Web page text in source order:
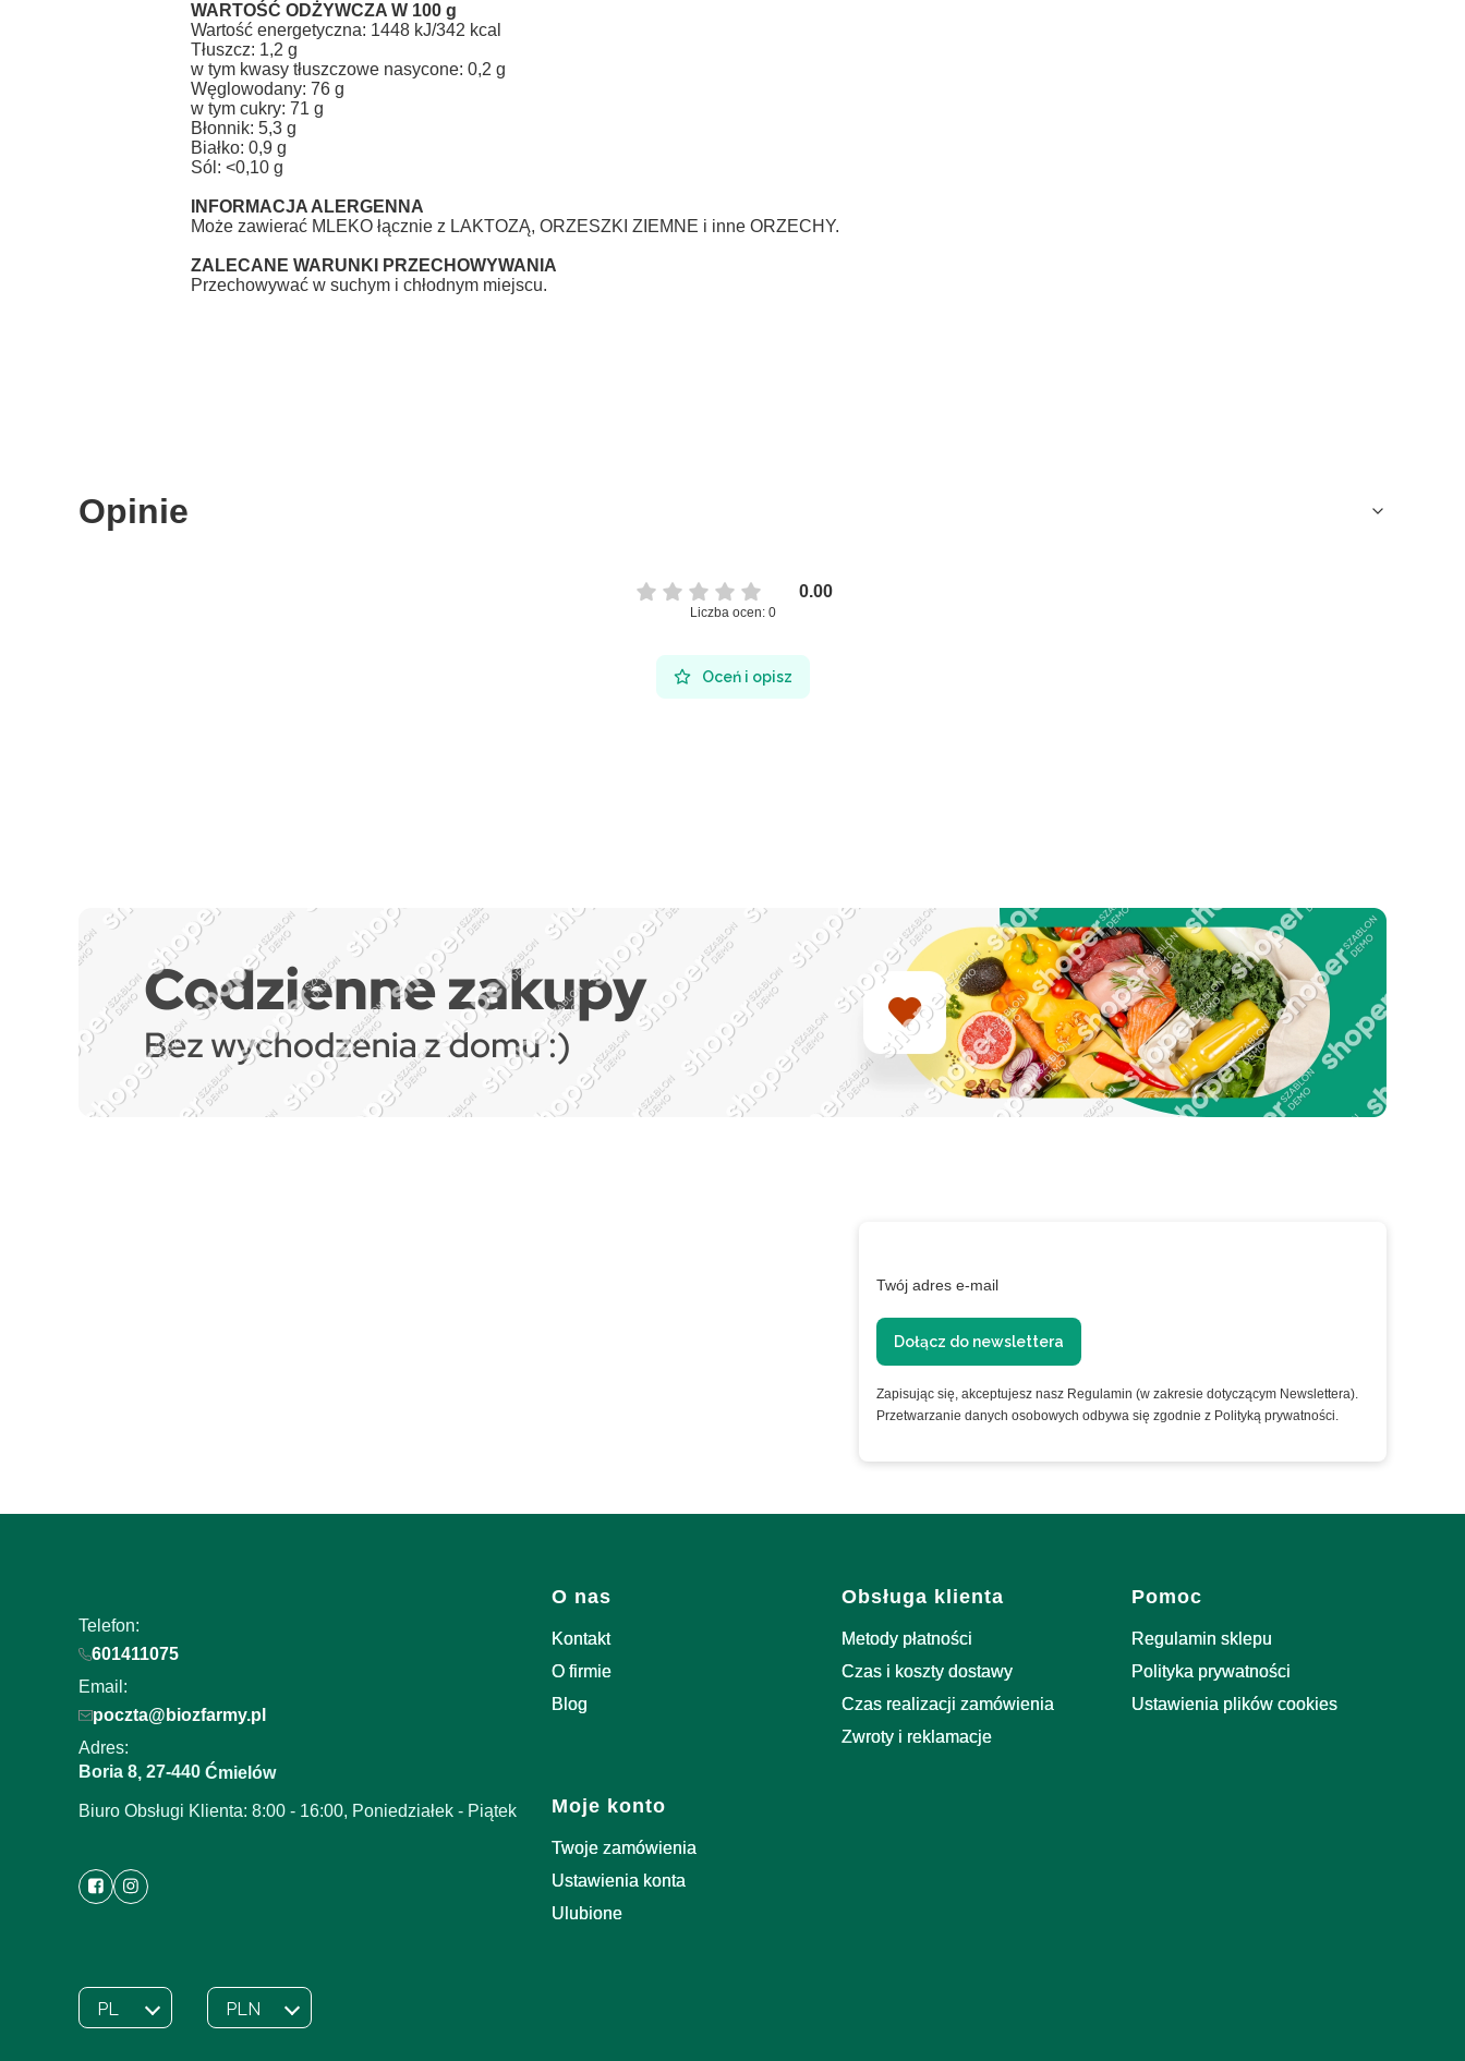
WARTOŚĆ ODŻYWCZA W 100 g
Wartość energetyczna: 1448 kJ/342 kcal
Tłuszcz: 1,2 g
w tym kwasy tłuszczowe nasycone: 0,2 g
Węglowodany: 76 g
w tym cukry: 71 g
Błonnik: 5,3 g
Białko: 0,9 g
Sól: <0,10 g
INFORMACJA ALERGENNA
Może zawierać MLEKO łącznie z LAKTOZĄ, ORZESZKI ZIEMNE i inne ORZECHY.
ZALECANE WARUNKI PRZECHOWYWANIA
Przechowywać w suchym i chłodnym miejscu.
Opinie
0.00
Liczba ocen: 0
Oceń i opisz
Twój adres e-mail
Dołącz do newslettera
Zapisując się, akceptujesz nasz Regulamin (w zakresie dotyczącym Newslettera).
Przetwarzanie danych osobowych odbywa się zgodnie z Polityką prywatności.
Telefon:
601411075
Email:
poczta@biozfarmy.pl
Adres:
Boria 8, 27-440 Ćmielów
Biuro Obsługi Klienta: 8:00 - 16:00, Poniedziałek - Piątek
Linki w stopce
O nas
Kontakt
O firmie
Blog
Obsługa klienta
Metody płatności
Czas i koszty dostawy
Czas realizacji zamówienia
Zwroty i reklamacje
Pomoc
Regulamin sklepu
Polityka prywatności
Ustawienia plików cookies
Moje konto
Twoje zamówienia
Ustawienia konta
Ulubione
Wybrany język:
PL
polski Wybrana waluta:
PLN